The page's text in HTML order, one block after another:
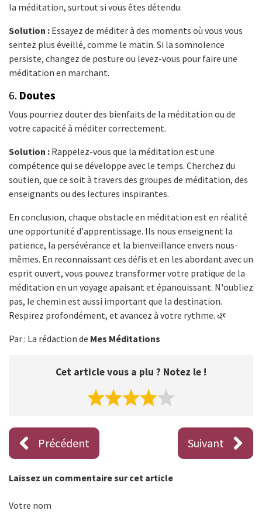
la méditation, surtout si vous êtes détendu.
Solution : Essayez de méditer à des moments où vous vous
sentez plus éveillé, comme le matin. Si la somnolence
persiste, changez de posture ou levez-vous pour faire une
méditation en marchant.
6. Doutes
Vous pourriez douter des bienfaits de la méditation ou de
votre capacité à méditer correctement.
Solution : Rappelez-vous que la méditation est une
compétence qui se développe avec le temps. Cherchez du
soutien, que ce soit à travers des groupes de méditation, des
enseignants ou des lectures inspirantes.
En conclusion, chaque obstacle en méditation est en réalité
une opportunité d'apprentissage. Ils nous enseignent la
patience, la persévérance et la bienveillance envers nous-
mêmes. En reconnaissant ces défis et en les abordant avec un
esprit ouvert, vous pouvez transformer votre pratique de la
méditation en un voyage apaisant et épanouissant. N'oubliez
pas, le chemin est aussi important que la destination.
Respirez profondément, et avancez à votre rythme. 🌿
Par : La rédaction de Mes Méditations
Cet article vous a plu ? Notez le !
Précédent Suivant
Laissez un commentaire sur cet article
Votre nom